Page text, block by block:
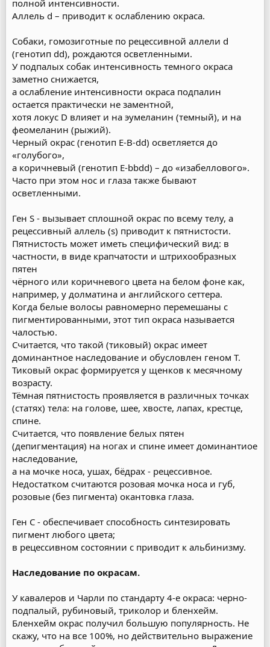
полной интенсивности.
Аллель d – приводит к ослаблению окраса.
Собаки, гомозиготные по рецессивной аллели d
(генотип dd), рождаются осветленными.
У подпалых собак интенсивность темного окраса
заметно снижается,
а ослабление интенсивности окраса подпалин
остается практически не заментной,
хотя локус D влияет и на эумеланин (темный), и на
феомеланин (рыжий).
Черный окрас (генотип Е-B-dd) осветляется до
«голубого»,
а коричневый (генотип Е-bbdd) – до «изабеллового».
Часто при этом нос и глаза также бывают
осветленными.
Ген S - вызывает сплошной окрас по всему телу, а
рецессивный аллель (s) приводит к пятнистости.
Пятнистость может иметь специфический вид: в
частности, в виде крапчатости и штрихообразных
пятен
чёрного или коричневого цвета на белом фоне как,
например, у долматина и английского сеттера.
Когда белые волосы равномерно перемешаны с
пигментированными, этот тип окраса называется
чалостью.
Считается, что такой (тиковый) окрас имеет
доминантное наследование и обусловлен геном Т.
Тиковый окрас формируется у щенков к месячному
возрасту.
Тёмная пятнистость проявляется в различных точках
(статях) тела: на голове, шее, хвосте, лапах, крестце,
спине.
Считается, что появление белых пятен
(депигментация) на ногах и спине имеет доминантиое
наследование,
а на мочке носа, ушах, бёдрах - рецессивное.
Недостатком считаются розовая мочка носа и губ,
розовые (без пигмента) окантовка глаза.
Ген С - обеспечивает способность синтезировать
пигмент любого цвета;
в рецессивном состоянии с приводит к альбинизму.
Наследование по окрасам.
У кавалеров и Чарли по стандарту 4-е окраса: черно-
подпалый, рубиновый, триколор и бленхейм.
Бленхейм окрас получил большую популярность. Не
скажу, что на все 100%, но действительно выражение